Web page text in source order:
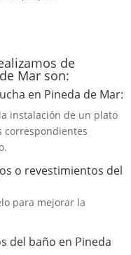
de
Mar son:
en Pineda de Mar:
instalación de un plato
correspondientes
o revestimientos del
para mejorar la
del baño en Pineda